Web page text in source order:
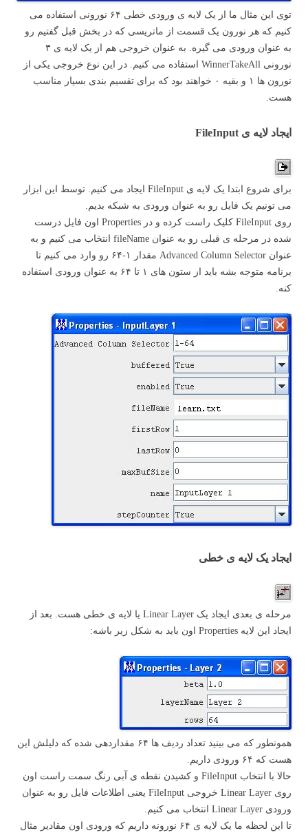
توی این مثال ما از یک لایه ی ورودی خطی ۶۴ نورونی استفاده می
کنیم که هر نورون یک قسمت از ماتریسی که در بخش قبل گفتیم رو
به عنوان ورودی می گیره. به عنوان خروجی هم از یک لایه ی ۳
نورونی WinnerTakeAll استفاده می کنیم. در این نوع خروجی یکی از
نورون ها ۱ و بقیه ۰ خواهند بود که برای تقسیم بندی بسیار مناسب
هست.
ایجاد لایه ی FileInput
برای شروع ابتدا یک لایه ی FileInput ایجاد می کنیم. توسط این ابزار
می تونیم یک فایل رو به عنوان ورودی به شبکه بدیم.
روی FileInput کلیک راست کرده و در Properties اون فایل درست
شده در مرحله ی قبلی رو به عنوان fileName انتخاب می کنیم و به
عنوان Advanced Column Selector مقدار ۱-۶۴ رو وارد می کنیم تا
برنامه متوجه بشه باید از ستون های ۱ تا ۶۴ به عنوان ورودی استفاده
کنه.
ایجاد یک لایه ی خطی
مرحله ی بعدی ایجاد یک Linear Layer یا لایه ی خطی هست. بعد از
ایجاد این لایه Properties اون باید به شکل زیر باشه:
همونطور که می بینید تعداد ردیف ها ۶۴ مقداردهی شده که دلیلش این
هست که ۶۴ ورودی داریم.
حالا با انتخاب FileInput و کشیدن نقطه ی آبی رنگ سمت راست اون
روی Linear Layer خروجی FileInput یعنی اطلاعات فایل رو به عنوان
ورودی Linear Layer انتخاب می کنیم.
تا این لحظه ما یک لایه ی ۶۴ نورونه داریم که ورودی اون مقادیر مثال